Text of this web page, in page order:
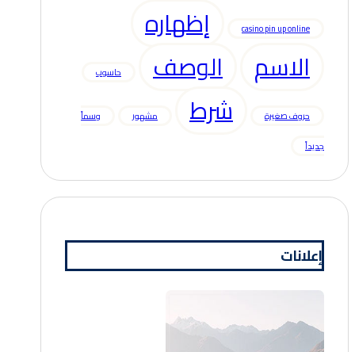
casino pin up online
إظهاره
الاسم
الوصف حاسوب
حروف صغيرة شرط مشهور
وسماً
جديداً
إعلانات